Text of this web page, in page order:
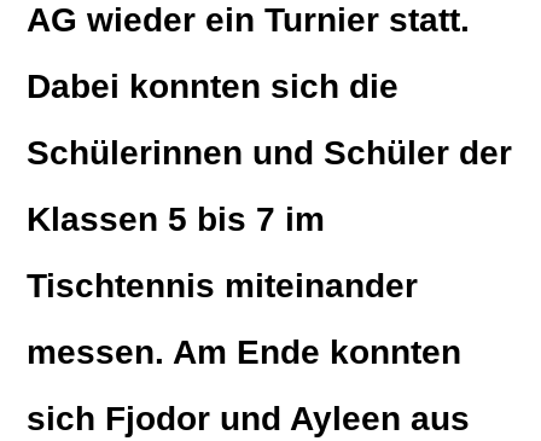
AG wieder ein Turnier statt.
Dabei konnten sich die
Schülerinnen und Schüler der
Klassen 5 bis 7 im
Tischtennis miteinander
messen. Am Ende konnten
sich Fjodor und Ayleen aus